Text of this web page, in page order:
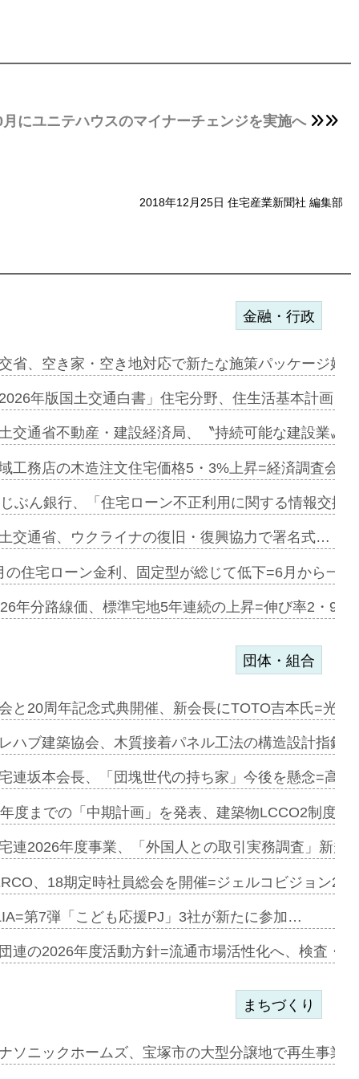
にユニテハウスのマイナーチェンジを実施へ
2018年12月25日 住宅産業新聞社 編集部
サー契約…
起用…
ミーレキ…
も城南エ…
合型の賃…
ンカフェ…
協業=お互…
コリビング…
金融・行政
省、空き家・空き地対応で新たな施策パッケージ始
年版国土交通白書」住宅分野、住生活基本計画を
交通省不動産・建設経済局、〝持続可能な建設業〟
工務店の木造注文住宅価格5・3%上昇=経済調査会
ぶん銀行、「住宅ローン不正利用に関する情報交換
交通省、ウクライナの復旧・復興協力で署名式…
の住宅ローン金利、固定型が総じて低下=6月から一
年分路線価、標準宅地5年連続の上昇=伸び率2・
を提案=P…
ンビ…
加=リンナ…
見込む=…
開始=三協…
団体・組合
と20周年記念式典開催、新会長にTOTO吉本氏=光
ハブ建築協会、木質接着パネル工法の構造設計指針
連坂本会長、「団塊世代の持ち家」今後を懸念=高
度までの「中期計画」を発表、建築物LCCO2制度
連2026年度事業、「外国人との取引実務調査」新規
、18期定時社員総会を開催=ジェルコビジョン
第7弾「こども応援PJ」3社が新たに参加…
連の2026年度活動方針=流通市場活性化へ、検査・
ず=「物…
まちづくり
ソニックホームズ、宝塚市の大型分譲地で再生事業